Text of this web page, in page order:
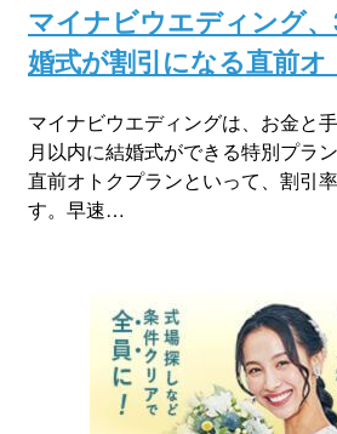
マイナビウエディング
婚式が割引になる直前
マイナビウエディングは、お金と
月以内に結婚式ができる特別プラ
直前オトクプランといって、割引
す。早速…